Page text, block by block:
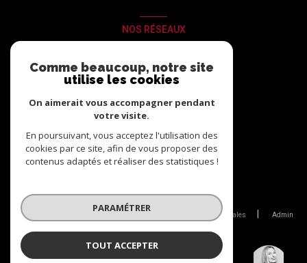
Catherine PANZER
NOS RÉSEAUX
© 2026 | Tous droits réservés
Mentions légales
Admin
Réalisé par :
Comme beaucoup, notre site
utilise les cookies
On aimerait vous accompagner pendant
votre visite.
En poursuivant, vous acceptez l'utilisation des
cookies par ce site, afin de vous proposer des
contenus adaptés et réaliser des statistiques !
PARAMÉTRER
TOUT ACCEPTER